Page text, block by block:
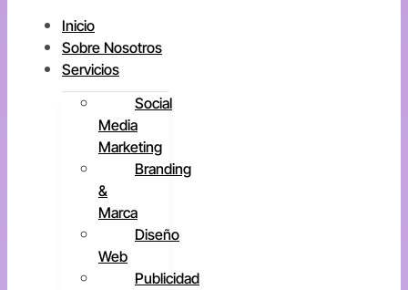
Inicio
Sobre Nosotros
Servicios
Social
Media
Marketing
Branding
&
Marca
Diseño
Web
Publicidad